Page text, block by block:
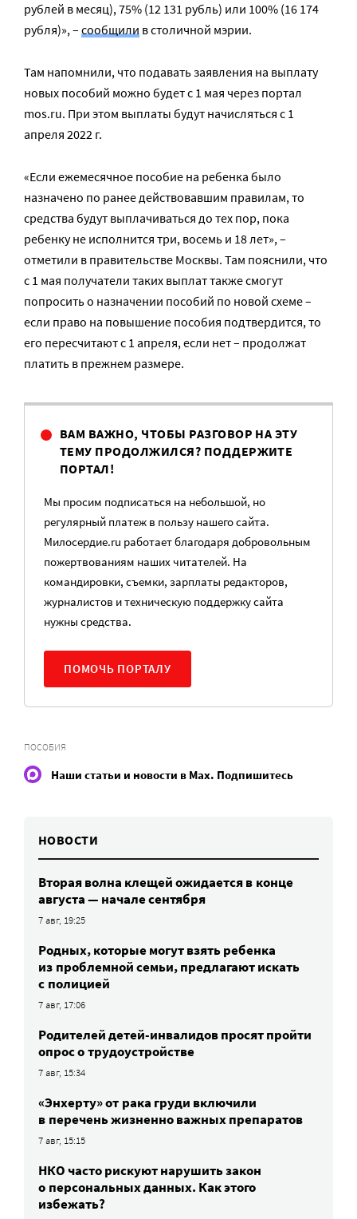
рублей в месяц), 75% (12 131 рубль) или 100% (16 174
рубля)», – сообщили в столичной мэрии.
Там напомнили, что подавать заявления на выплату
новых пособий можно будет с 1 мая через портал
mos.ru. При этом выплаты будут начисляться с 1
апреля 2022 г.
«Если ежемесячное пособие на ребенка было
назначено по ранее действовавшим правилам, то
средства будут выплачиваться до тех пор, пока
ребенку не исполнится три, восемь и 18 лет», –
отметили в правительстве Москвы. Там пояснили, что
с 1 мая получатели таких выплат также смогут
попросить о назначении пособий по новой схеме –
если право на повышение пособия подтвердится, то
его пересчитают с 1 апреля, если нет – продолжат
платить в прежнем размере.
ВАМ ВАЖНО, ЧТОБЫ РАЗГОВОР НА ЭТУ
ТЕМУ ПРОДОЛЖИЛСЯ? ПОДДЕРЖИТЕ
ПОРТАЛ!
Мы просим подписаться на небольшой, но
регулярный платеж в пользу нашего сайта.
Милосердие.ru работает благодаря добровольным
пожертвованиям наших читателей. На
командировки, съемки, зарплаты редакторов,
журналистов и техническую поддержку сайта
нужны средства.
ПОМОЧЬ ПОРТАЛУ
ПОСОБИЯ
Наши статьи и новости в Max. Подпишитесь
НОВОСТИ
Вторая волна клещей ожидается в конце
августа — начале сентября
7 авг, 19:25
Родных, которые могут взять ребенка
из проблемной семьи, предлагают искать
с полицией
7 авг, 17:06
Родителей детей-инвалидов просят пройти
опрос о трудоустройстве
7 авг, 15:34
«Энхерту» от рака груди включили
в перечень жизненно важных препаратов
7 авг, 15:15
НКО часто рискуют нарушить закон
о персональных данных. Как этого
избежать?